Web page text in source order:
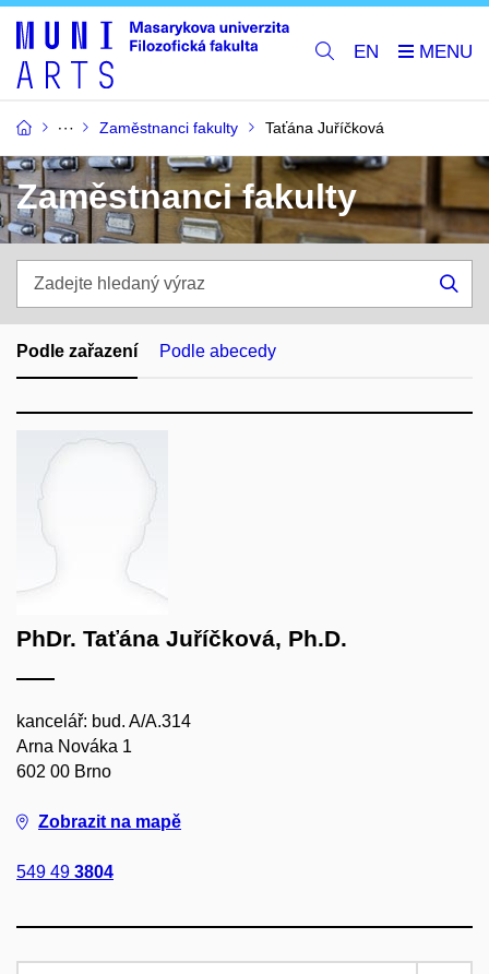
EN
Zaměstnanci fakulty Taťána Juříčková
Zaměstnanci fakulty
hledaný
výraz
Podle zařazení Podle abecedy
PhDr. Taťána Juříčková, Ph.D.
kancelář: bud. A/A.314
Arna Nováka 1
602 00 Brno
Zobrazit na mapě
549 49 3804